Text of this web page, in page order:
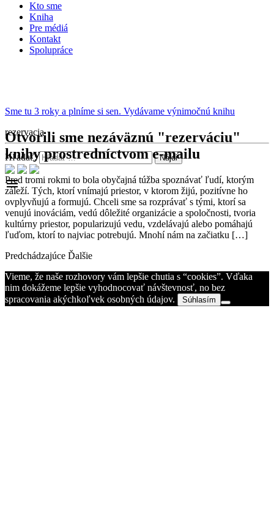
Kto sme
Kniha
Pre médiá
Kontakt
Spolupráce
Hľadať:
menu
rezervacia
Sme tu 3 roky a plníme si sen. Vydávame výnimočnú knihu
Otvorili sme nezáväznú "rezerváciu"
knihy prostredníctvom e-mailu
Pred tromi rokmi to bola obyčajná túžba spoznávať ľudí, ktorým
záleží. Tých, ktorí vnímajú priestor, v ktorom žijú, pozitívne ho
ovplyvňujú a formujú. Chceli sme sa rozprávať s tými, ktorí sa
venujú inováciám, vedú dôležité organizácie a spoločnosti, tvoria
kultúrny priestor, popularizujú vedu, vzdelávajú alebo pomáhajú
ľuďom, ktorí to najviac potrebujú. Mnohí nám na začiatku […]
Predchádzajúce Ďalšie
Vieme, že naše rozhovory vám lepšie chutia s “cookies”. Vďaka
nim dokážeme lepšie vyhodnocovať návštevnosť, no bez
spracovania akýchkoľvek osobných údajov.
Súhlasím